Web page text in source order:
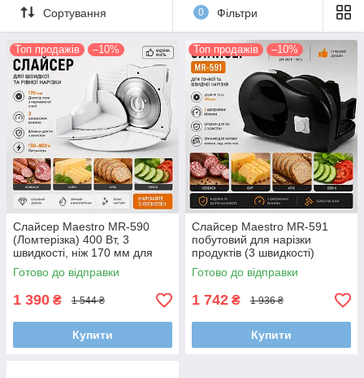
до 17 мм, що дуже зручно для нарізки ковбасних виробів або
свіжоспеченого хліба.
Також випускаються подрібнювачі для овочів і фруктів. За
своїм принципом дії нагадують блендер, де в спеціальному
контейнері з лезом подрібнюються продукти. Деякі моделі
за конструкцією і принципом дії нагадують м'ясорубку або
шатківницю.
Сортування 0 Фільтри
Топ продажів –10%
Слайсер Maestro MR-590
(Ломтерізка) 400 Вт, 3
швидкості, ніж 170 мм для
ковбаси та сиру
Готово до відправки
1 390 ₴ 1 544 ₴
Купити
Топ продажів –10%
Слайсер Maestro MR-591
побутовий для нарізки
продуктів (3 швидкості)
Готово до відправки
1 742 ₴ 1 936 ₴
Купити